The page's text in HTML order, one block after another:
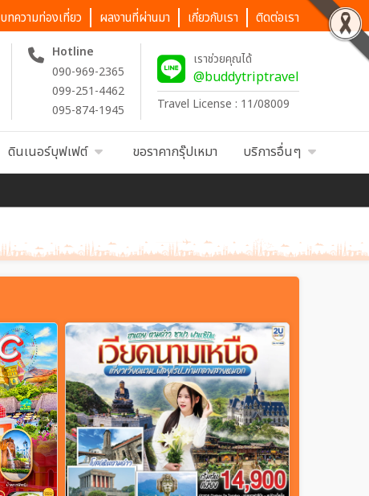
บทความท่องเที่ยว ผลงานที่ผ่านมา เกี่ยวกับเรา ติดต่อเรา
Hotline
090-969-2365
099-251-4462
095-874-1945
เราช่วยคุณได้
@buddytriptravel
Travel License : 11/08009
ดินเนอร์บุฟเฟต์ ขอราคากรุ๊ปเหมา บริการอื่นๆ